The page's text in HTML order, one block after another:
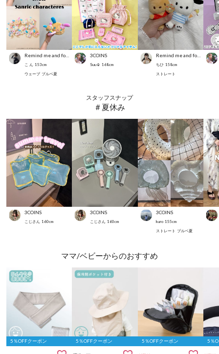
こ ん 153cm
ウェーブ ブルベ夏
3COINS
Suu☺︎ 168cm
Remind me and forever
ちひ 158cm
ストレート
スタッフスナップ
＃夏休み
3COINS
こじさん 160cm
3COINS
こじさん 160cm
3COINS
kuro 155cm
ストレート ブルベ夏
ママ/ベビーからのおすすめ
5％OFFクーポン 5％OFFクーポン 5％OFFクーポン 5％